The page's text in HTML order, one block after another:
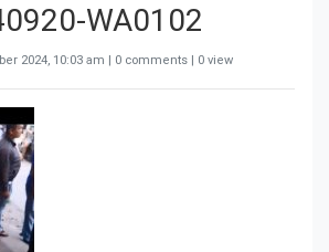
WA0102
2024, 10:03 am | 0 comments | 0 view